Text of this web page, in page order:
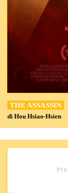
THE ASSASSIN
di Hou Hsiao-Hsien